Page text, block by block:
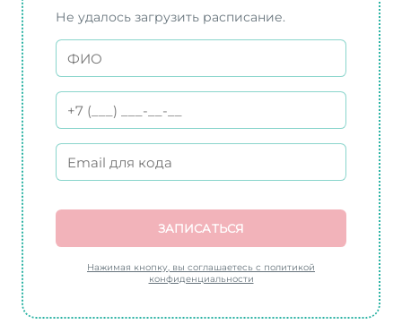
Не удалось загрузить расписание.
ЗАПИСАТЬСЯ
Нажимая кнопку, вы соглашаетесь с политикой
конфиденциальности